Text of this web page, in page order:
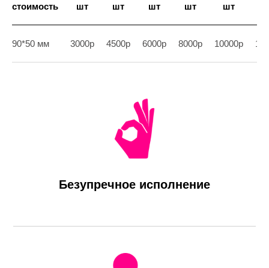
стоимость
шт
шт
шт
шт
шт
90*50 мм 3000р 4500р 6000р 8000р 10000р
Безупречное исполнение